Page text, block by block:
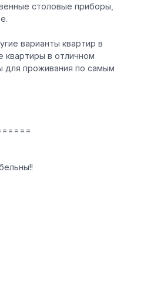
столовые приборы,
варианты квартир в
квартиры в отличном
для проживания по самым